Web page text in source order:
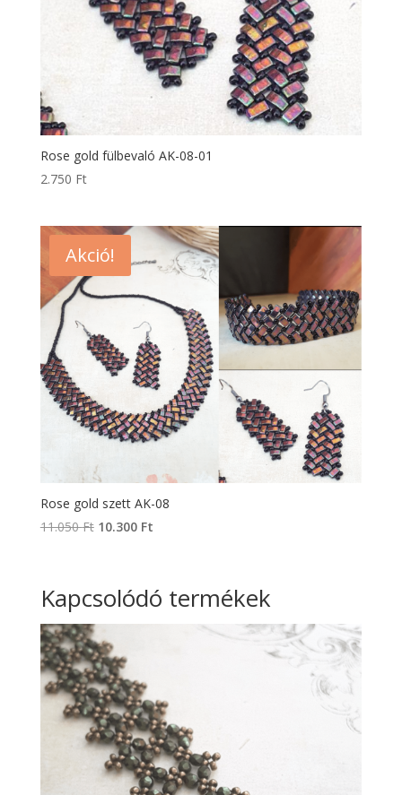
Rose gold fülbevaló AK-08-01
2.750 Ft
Akció!
Rose gold szett AK-08
11.050Ft Original
11.050 Ft.
10.300 FtCurrent
10.300 Ft.
Kapcsolódó termékek